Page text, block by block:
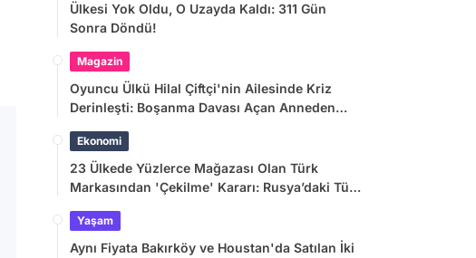
Ülkesi Yok Oldu, O Uzayda Kaldı: 311 Gün
Sonra Döndü!
Magazin
Oyuncu Ülkü Hilal Çiftçi'nin Ailesinde Kriz
Derinleşti: Boşanma Davası Açan Anneden
Ekonomi
23 Ülkede Yüzlerce Mağazası Olan Türk
Markasından 'Çekilme' Kararı: Rusya’daki Tüm
Yaşam
Aynı Fiyata Bakırköy ve Houstan'da Satılan İki